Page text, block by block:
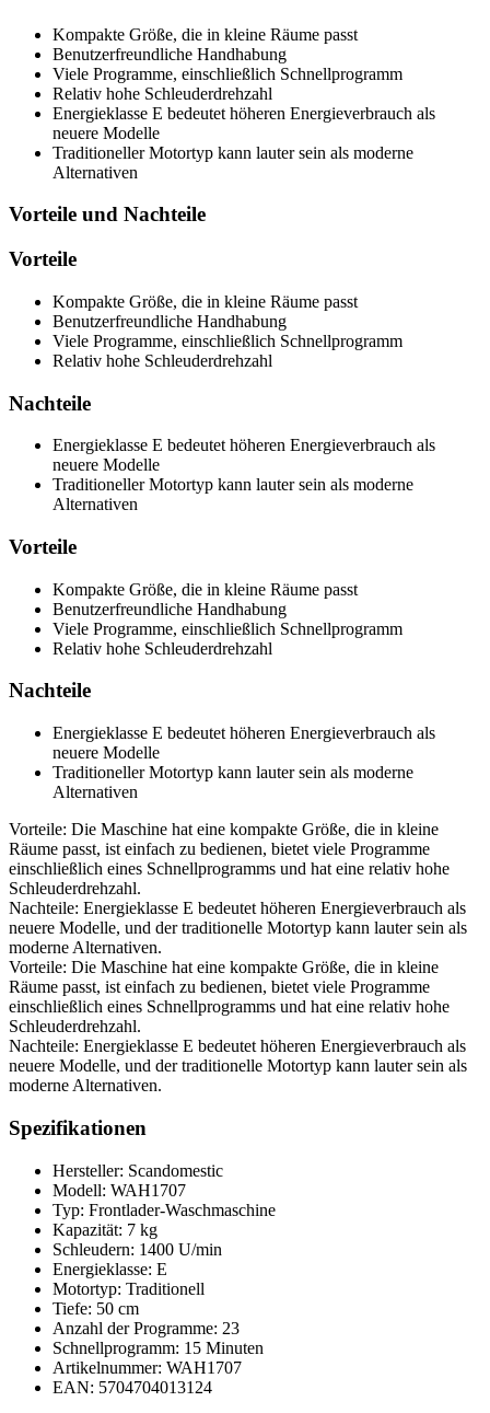
Kompakte Größe, die in kleine Räume passt
Benutzerfreundliche Handhabung
Viele Programme, einschließlich Schnellprogramm
Relativ hohe Schleuderdrehzahl
Energieklasse E bedeutet höheren Energieverbrauch als
neuere Modelle
Traditioneller Motortyp kann lauter sein als moderne
Alternativen
Vorteile und Nachteile
Vorteile
Kompakte Größe, die in kleine Räume passt
Benutzerfreundliche Handhabung
Viele Programme, einschließlich Schnellprogramm
Relativ hohe Schleuderdrehzahl
Nachteile
Energieklasse E bedeutet höheren Energieverbrauch als
neuere Modelle
Traditioneller Motortyp kann lauter sein als moderne
Alternativen
Vorteile
Kompakte Größe, die in kleine Räume passt
Benutzerfreundliche Handhabung
Viele Programme, einschließlich Schnellprogramm
Relativ hohe Schleuderdrehzahl
Nachteile
Energieklasse E bedeutet höheren Energieverbrauch als
neuere Modelle
Traditioneller Motortyp kann lauter sein als moderne
Alternativen
Vorteile: Die Maschine hat eine kompakte Größe, die in kleine
Räume passt, ist einfach zu bedienen, bietet viele Programme
einschließlich eines Schnellprogramms und hat eine relativ hohe
Schleuderdrehzahl.
Nachteile: Energieklasse E bedeutet höheren Energieverbrauch als
neuere Modelle, und der traditionelle Motortyp kann lauter sein als
moderne Alternativen.
Vorteile: Die Maschine hat eine kompakte Größe, die in kleine
Räume passt, ist einfach zu bedienen, bietet viele Programme
einschließlich eines Schnellprogramms und hat eine relativ hohe
Schleuderdrehzahl.
Nachteile: Energieklasse E bedeutet höheren Energieverbrauch als
neuere Modelle, und der traditionelle Motortyp kann lauter sein als
moderne Alternativen.
Spezifikationen
Hersteller: Scandomestic
Modell: WAH1707
Typ: Frontlader-Waschmaschine
Kapazität: 7 kg
Schleudern: 1400 U/min
Energieklasse: E
Motortyp: Traditionell
Tiefe: 50 cm
Anzahl der Programme: 23
Schnellprogramm: 15 Minuten
Artikelnummer: WAH1707
EAN: 5704704013124